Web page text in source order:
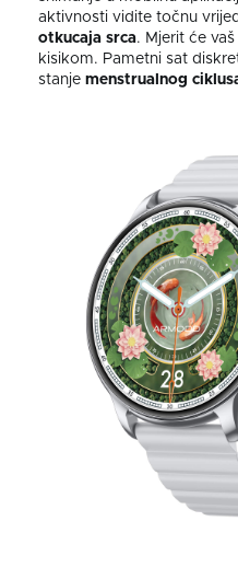
aktivnosti vidite točnu
otkucaja srca. Mjerit će vaš
kisikom. Pametni sat
stanje menstrualnog